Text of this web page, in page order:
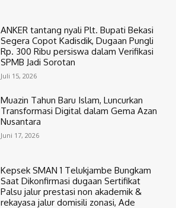
ANKER tantang nyali Plt. Bupati Bekasi
Segera Copot Kadisdik, Dugaan Pungli
Rp. 300 Ribu persiswa dalam Verifikasi
SPMB Jadi Sorotan
Juli 15, 2026
Muazin Tahun Baru Islam, Luncurkan
Transformasi Digital dalam Gema Azan
Nusantara
Juni 17, 2026
Kepsek SMAN 1 Telukjambe Bungkam
Saat Dikonfirmasi dugaan Sertifikat
Palsu jalur prestasi non akademik &
rekayasa jalur domisili zonasi, Ade